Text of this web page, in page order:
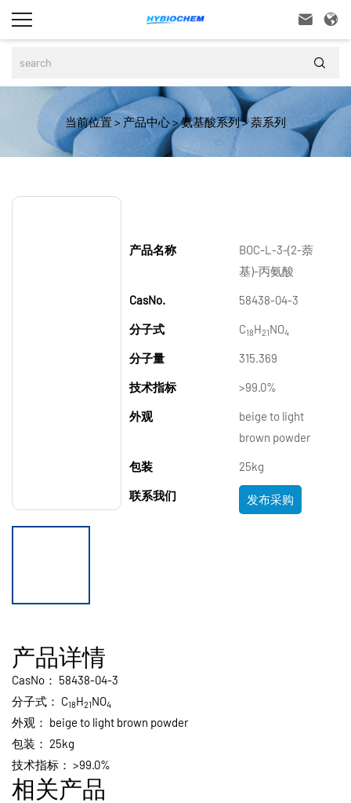
 

当前位置> 产品中心>氨基酸系列>萘系列
产品名称
BOC-L-3-(2-萘
基)-丙氨酸
CasNo. 58438-04-3
分子式 C18H21NO4
分子量 315.369
技术指标 >99.0%
外观
beige to light
brown powder
包装 25kg
联系我们 发布采购
产品详情
CasNo： 58438-04-3
分子式： C18H21NO4
外观： beige to light brown powder
包装： 25kg
技术指标： >99.0%
相关产品